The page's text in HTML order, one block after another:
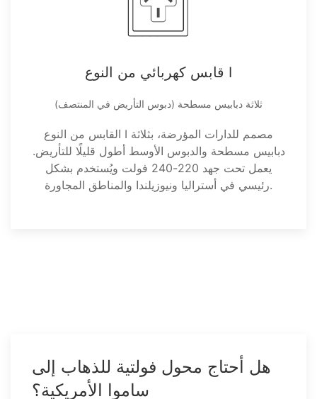
قابس كهربائي من النوع I
ثلاثة دبابيس مسطحة (دبوس التأريض في المنتصف)
القابس من النوع I مصمم للدارات المؤرضة، بثلاثة
دبابيس مسطحة والدبوس الأوسط أطول قليلًا للتأريض.
يعمل تحت جهد 220-240 فولت ويُستخدم بشكل
رئيسي في أستراليا ونيوزيلندا والمناطق المجاورة.
هل أحتاج محول فولتية للذهاب إلى
ساموا الأمريكية؟